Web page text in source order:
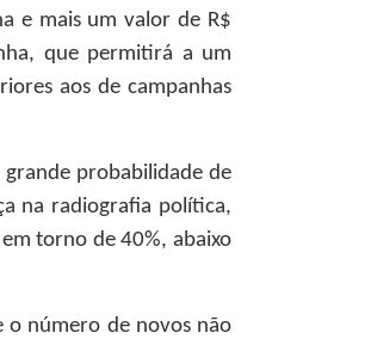
e mais um valor de R$
que permitirá a um
aos de campanhas
grande probabilidade de
na radiografia política,
torno de 40%, abaixo
o número de novos não